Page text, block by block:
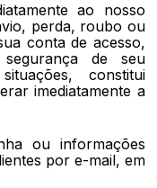
ao nosso
perda, roubo ou
conta de acesso,
de seu
constitui
imediatamente a
ou informações
por e-mail, em